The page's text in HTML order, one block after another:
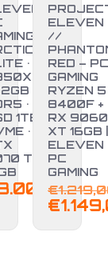
•
• R7
•
1TB
•
Ti
-6%
ELEVEN
//
RED – PC
GAMING
RYZEN 5
8400F +
RX 9060
XT 16GB |
ELEVEN
PC
GAMING
€
€